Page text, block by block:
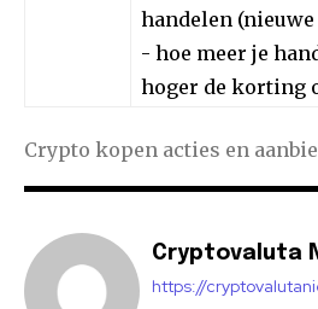
handelen
- hoe meer je
hoger de korting
Crypto kopen acties en
Cryptovaluta
https://